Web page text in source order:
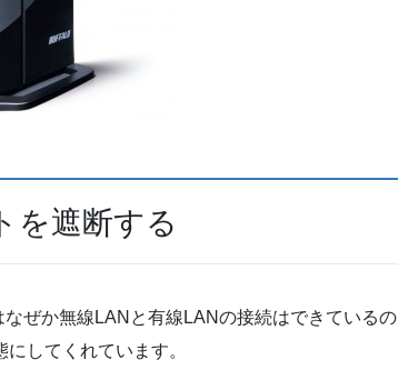
を遮断する
ぜか無線LANと有線LANの接続はできているの
してくれています。